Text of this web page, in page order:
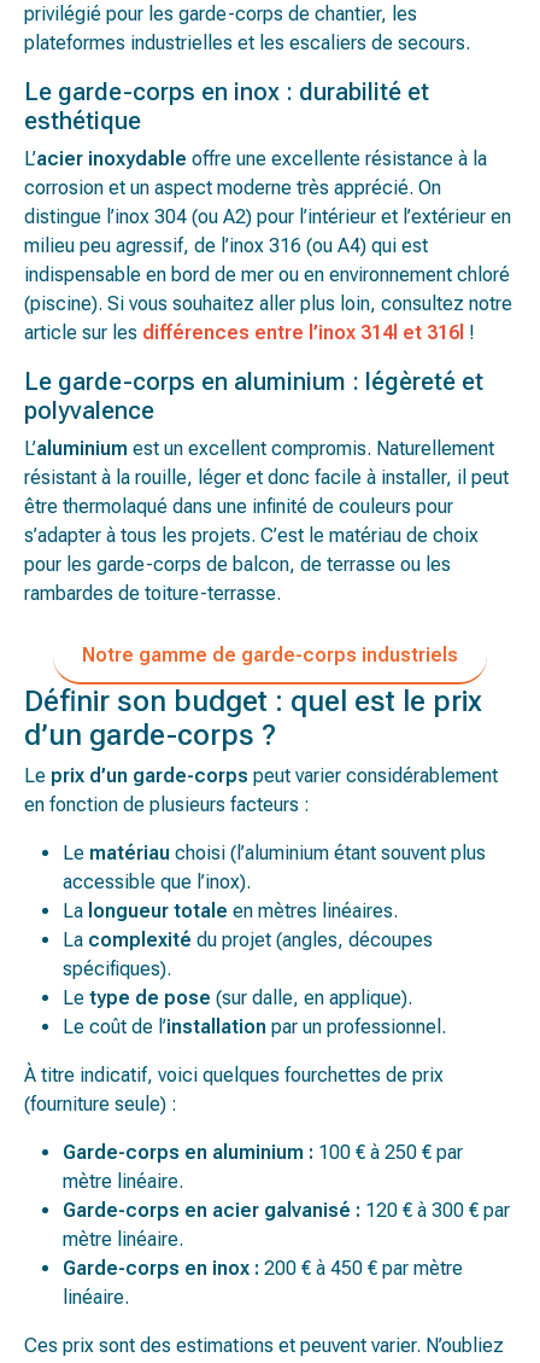
privilégié pour les garde-corps de chantier, les
plateformes industrielles et les escaliers de secours.
Le garde-corps en inox : durabilité et
esthétique
L’acier inoxydable offre une excellente résistance à la
corrosion et un aspect moderne très apprécié. On
distingue l’inox 304 (ou A2) pour l’intérieur et l’extérieur en
milieu peu agressif, de l’inox 316 (ou A4) qui est
indispensable en bord de mer ou en environnement chloré
(piscine). Si vous souhaitez aller plus loin, consultez notre
article sur les différences entre l’inox 314l et 316l !
Le garde-corps en aluminium : légèreté et
polyvalence
L’aluminium est un excellent compromis. Naturellement
résistant à la rouille, léger et donc facile à installer, il peut
être thermolaqué dans une infinité de couleurs pour
s’adapter à tous les projets. C’est le matériau de choix
pour les garde-corps de balcon, de terrasse ou les
rambardes de toiture-terrasse.
Notre gamme de garde-corps industriels
Définir son budget : quel est le prix
d’un garde-corps ?
Le prix d’un garde-corps peut varier considérablement
en fonction de plusieurs facteurs :
Le matériau choisi (l’aluminium étant souvent plus
accessible que l’inox).
La longueur totale en mètres linéaires.
La complexité du projet (angles, découpes
spécifiques).
Le type de pose (sur dalle, en applique).
Le coût de l’installation par un professionnel.
À titre indicatif, voici quelques fourchettes de prix
(fourniture seule) :
Garde-corps en aluminium : 100 € à 250 € par
mètre linéaire.
Garde-corps en acier galvanisé : 120 € à 300 € par
mètre linéaire.
Garde-corps en inox : 200 € à 450 € par mètre
linéaire.
Ces prix sont des estimations et peuvent varier. N’oubliez